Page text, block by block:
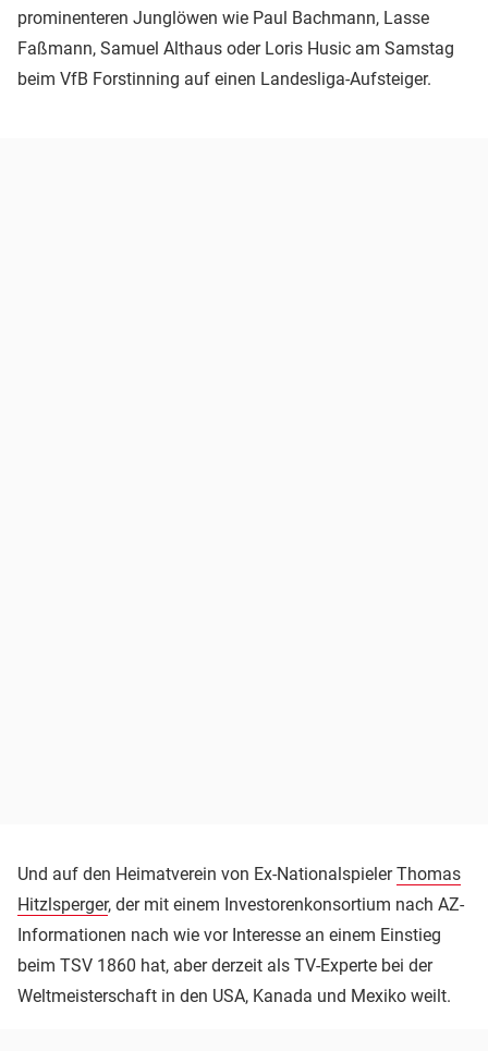
prominenteren Junglöwen wie Paul Bachmann, Lasse
Faßmann, Samuel Althaus oder Loris Husic am Samstag
beim VfB Forstinning auf einen Landesliga-Aufsteiger.
Und auf den Heimatverein von Ex-NationalspielerThomas
Hitzlsperger, der mit einem Investorenkonsortium nach AZ-
Informationen nach wie vor Interesse an einem Einstieg
beim TSV 1860 hat, aber derzeit als TV-Experte bei der
Weltmeisterschaft in den USA, Kanada und Mexiko weilt.